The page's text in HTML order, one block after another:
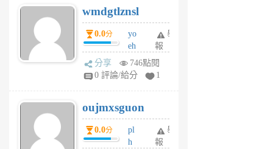
R
P
m
v
A
V
個
月
前
wmdgtlznsl
0.0分
yo
eh
ld
gy
個
月
前
舉
報
分享
746點閱
0 評論/給分
1
oujmxsguon
0.0分
pl
h
舉
報